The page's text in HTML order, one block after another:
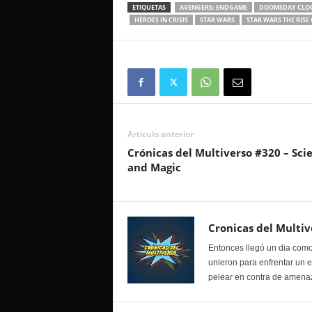
ETIQUETAS AVENGERS: ENDGAME DOOMSDAY
HEROES IN CRISIS
STAR WARS STAR WARS THE
Artículo anterior
Crónicas del Multiverso #320 –
and Magic
Cronicas del
Entonces llegó un dia
unieron para enfrentar un
pelear en contra de